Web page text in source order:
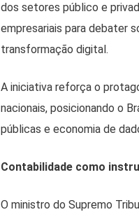
dos setores público e
empresariais para debater
transformação digital.
A iniciativa reforça o
nacionais, posicionando o
públicas e economia de
Contabilidade como
O ministro do Supremo